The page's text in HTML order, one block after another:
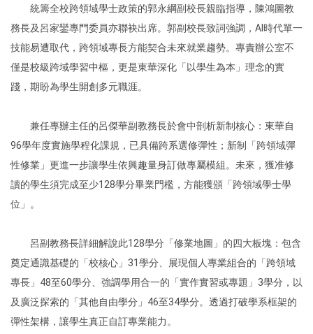
統籌全校跨領域學士政策的郭永綱副校長親臨指導，陳鴻圖教
務長及呂家鑾專門委員亦聯袂出席。郭副校長致詞強調，AI時代單一
技能易遭取代，跨領域專長方能契合未來就業趨勢。專責辦公室不
僅是校級跨域學習中樞，更是東華深化「以學生為本」理念的實
踐，期盼為學生開創多元職涯。
兼任專辦主任的呂傑華副教務長於會中剖析新制核心：東華自
96學年度實施學程化課規，已具備跨系選修彈性；新制「跨領域彈
性修業」更進一步讓學生依興趣量身訂做專屬模組。未來，獲准修
讀的學生須完成至少128學分畢業門檻，方能獲頒「跨領域學士學
位」。
呂副教務長詳細解說此128學分「修業地圖」的四大板塊：包含
奠定通識基礎的「校核心」31學分、展現個人專業組合的「跨領域
專長」48至60學分、強調學用合一的「實作實習或專題」3學分，以
及廣泛探索的「其他自由學分」46至34學分。透過打破學系框架的
彈性架構，讓學生真正自訂專業能力。